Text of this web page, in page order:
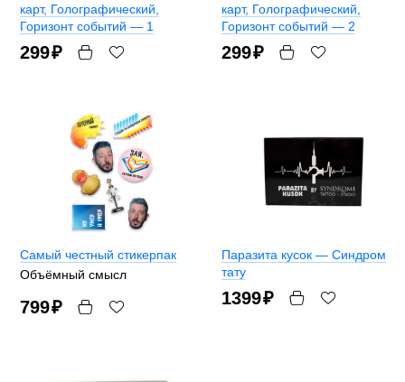
карт, Голографический,
Горизонт событий — 1
299₽
карт, Голографический,
Горизонт событий — 2
299₽
Самый честный стикерпак
Объёмный смысл
799₽
Паразита кусок — Синдром
тату
1399₽